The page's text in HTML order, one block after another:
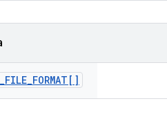
_FILE_FORMAT[]